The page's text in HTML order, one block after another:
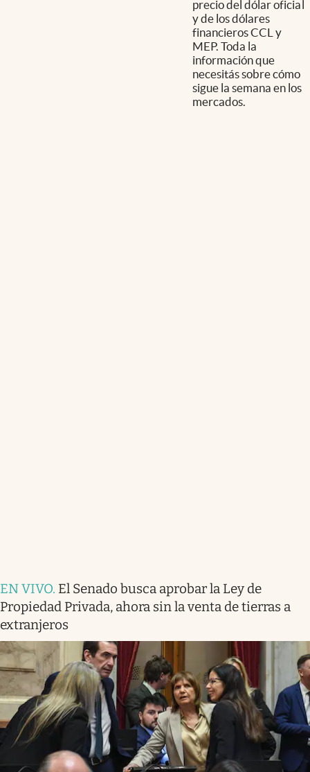
precio del dólar oficial
y de los dólares
financieros CCL y
MEP. Toda la
información que
necesitás sobre cómo
sigue la semana en los
mercados.
EN VIVO. El Senado busca aprobar la Ley de
Propiedad Privada, ahora sin la venta de tierras a
extranjeros